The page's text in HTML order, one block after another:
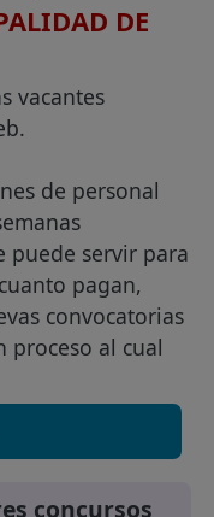
DE
vacantes
de personal
puede servir para
pagan,
convocatorias
proceso al cual
concursos